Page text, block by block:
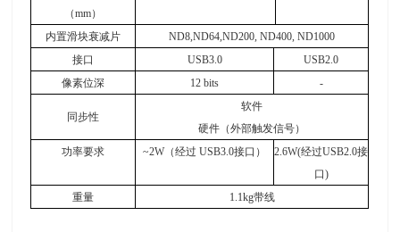
（mm）
内置滑块衰减片
ND8,ND64,ND200, ND400, ND1000
接口
USB3.0
USB2.0
像素位深
12 bits -
同步性
软件
硬件（外部触发信号）
功率要求
~2W （经过USB3.0接口） 2.6W(经过USB2.0接
口)
重量
1.1kg带线